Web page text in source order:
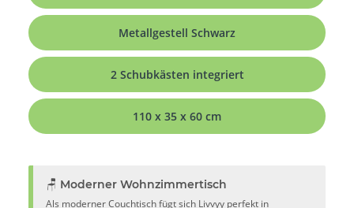
Metallgestell Schwarz
2 Schubkästen integriert
110 x 35 x 60 cm
🪑 Moderner Wohnzimmertisch
Als moderner Couchtisch fügt sich Livvyy perfekt in